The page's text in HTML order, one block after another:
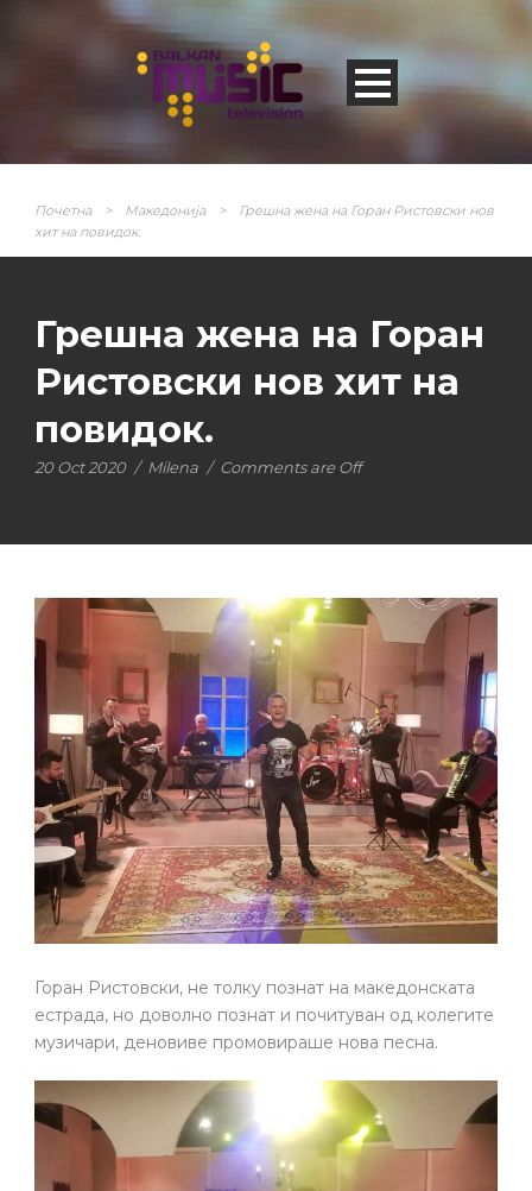
Почетна > Македонија >
Грешна жена на Горан Ристовски нов
хит на повидок.
Грешна жена на Горан
Ристовски нов хит на
повидок.
20 Oct 2020 / Milena / Comments are Off
Горан Ристовски, не толку познат на македонската
естрада, но доволно познат и почитуван од колегите
музичари, деновиве промовираше нова песна.